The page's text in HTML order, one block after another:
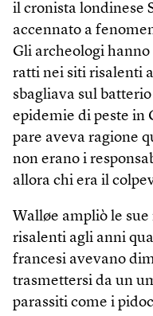
il cronista londinese
accennato a
Gli archeologi
ratti nei siti risalenti
sbagliava sul
epidemie di peste in
pare aveva ragione
non erano i
allora chi era il
Walløe ampliò le
risalenti agli anni
francesi avevano
trasmettersi da un
parassiti come i